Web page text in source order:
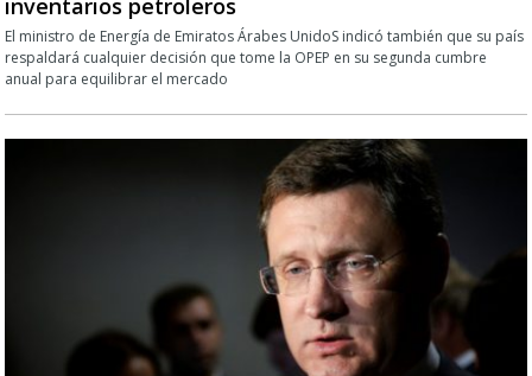
El ministro de Energía de Emiratos Árabes UnidoS indicó también que su país
respaldará cualquier decisión que tome la OPEP en su segunda cumbre
anual para equilibrar el mercado